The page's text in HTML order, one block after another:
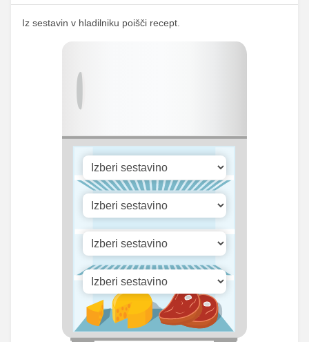
Kalij 405.25 mg
1875.11
iu
3682.25 iu
0 mg 0 mg
28.13
mg
55.25 mg
0.25 mg 0.5 mg
Iz sestavin v hladilniku poišči recept.